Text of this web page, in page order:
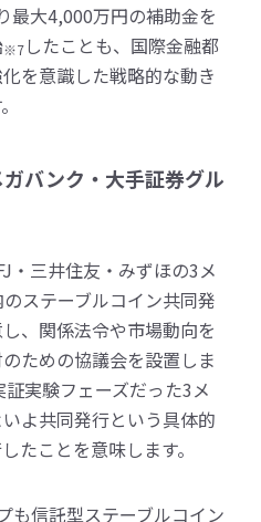
最大4,000万円の補助金を
※7 したことも、国際金融都
を意識した戦略的な動き
バンク・大手証券グル
・三井住友・みずほの3メ
ステーブルコイン共同発
、関係法令や市場動向を
ための協議会を設置しま
実験フェーズだった3メ
よ共同発行という具体的
たことを意味します。
も信託型ステーブルコイン